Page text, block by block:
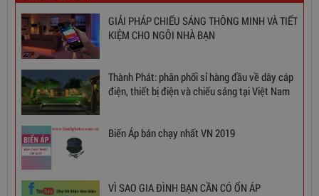
Ổn Áp 1 Pha SH 5000 II NEW 2020
3,380,000đ
GIẢI PHÁP CHIẾU SÁNG THÔNG MINH VÀ TIẾT
KIỆM CHO NGÔI NHÀ BẠN
Thành Phát: phân phối sỉ hàng đầu về dây cáp
điện, thiết bị điện và chiếu sáng tại Việt Nam
Biến Áp bán chạy nhất VN 2019
VÌ SAO GIA ĐÌNH BẠN CẦN CÓ ỔN ÁP